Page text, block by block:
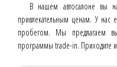
В нашем автосалоне вы
привлекательным ценам. У нас
пробегом. Мы предлагаем
программы trade-in. Приходите и